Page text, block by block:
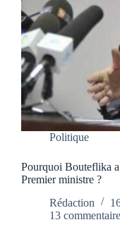
Politique
Pourquoi Bouteflika
Premier ministre ?
Rédaction
13